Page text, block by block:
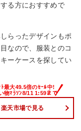
る方におすすめで
らったデザインもポ
なので、服装とのコ
ーケースを探してい
楽天市場で見る